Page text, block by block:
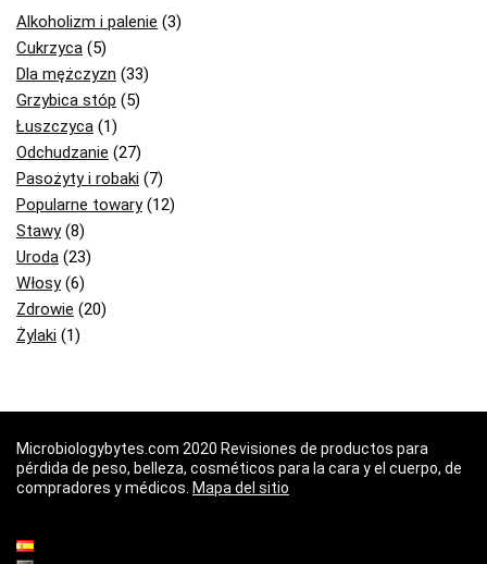
Alkoholizm i palenie (3)
Cukrzyca (5)
Dla mężczyzn (33)
Grzybica stóp (5)
Łuszczyca (1)
Odchudzanie (27)
Pasożyty i robaki (7)
Popularne towary(12)
Stawy(8)
Uroda (23)
Włosy(6)
Zdrowie (20)
Żylaki (1)
Microbiologybytes.com 2020 Revisiones de productos para
pérdida de peso, belleza, cosméticos para la cara y el cuerpo, de
compradores y médicos. Mapa del sitio